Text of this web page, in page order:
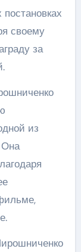
своему
за
из
Она